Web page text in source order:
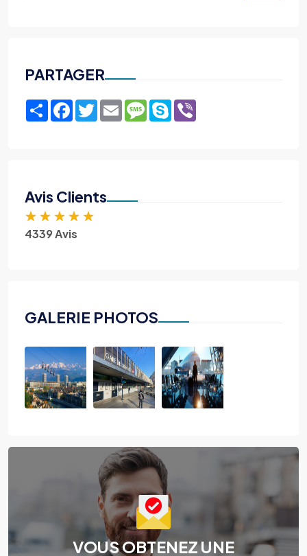
PARTAGER
ShareFacebook
TwitterEmailMessage
Skype
Avis Clients
★ ★ ★ ★ ★
4339 Avis
GALERIE PHOTOS
VOUS OBTENEZ UNE